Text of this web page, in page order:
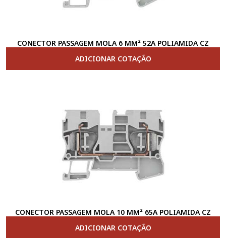
CONECTOR PASSAGEM MOLA 6 MM² 52A POLIAMIDA CZ
ADICIONAR COTAÇÃO
CONECTOR PASSAGEM MOLA 10 MM² 65A POLIAMIDA CZ
ADICIONAR COTAÇÃO